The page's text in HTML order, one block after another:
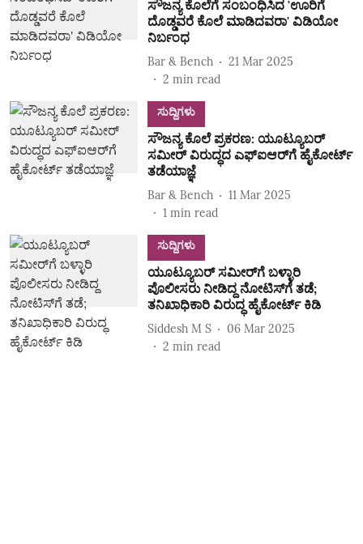
ಸೌಜನ್ಯ ಕೊಲೆಗೆ ಸಂಬಂಧಿಸಿದ 'ಊರಿಗೆ
ದೊಡ್ಡವರೆ ಕೊಲೆ ಮಾಡಿದವರಾ' ವಿಡಿಯೋ
ನಿರ್ಬಂಧ
Bar & Bench
21 Mar 2025
2 min read
ಸುದ್ದಿಗಳು
ಸೌಜನ್ಯ ಕೊಲೆ ಪ್ರಕರಣ: ಯೂಟ್ಯೂಬರ್‌
ಸಮೀರ್‌ ವಿರುದ್ಧದ ಎಫ್‌ಐಆರ್‌ಗೆ ಹೈಕೋರ್ಟ್‌
ತಡೆಯಾಜ್ಞೆ
Bar & Bench
11 Mar 2025
1 min read
ಸುದ್ದಿಗಳು
ಯೂಟ್ಯೂಬರ್‌ ಸಮೀರ್‌ಗೆ ಬಳ್ಳಾರಿ
ಪೊಲೀಸರು ನೀಡಿದ್ದ ನೋಟಿಸ್‌ಗೆ ತಡೆ;
ತನಿಖಾಧಿಕಾರಿ ವಿರುದ್ಧ ಹೈಕೋರ್ಟ್‌ ಕಿಡಿ
Siddesh M S
06 Mar 2025
2 min read